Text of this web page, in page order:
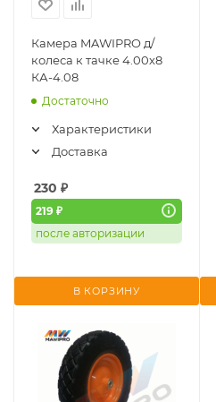
Камера MAWIPRO д/
колеса к тачке 4.00х8
КА-4.08
Достаточно
Характеристики
Доставка
230 ₽
219 ₽
после авторизации
В КОРЗИНУ